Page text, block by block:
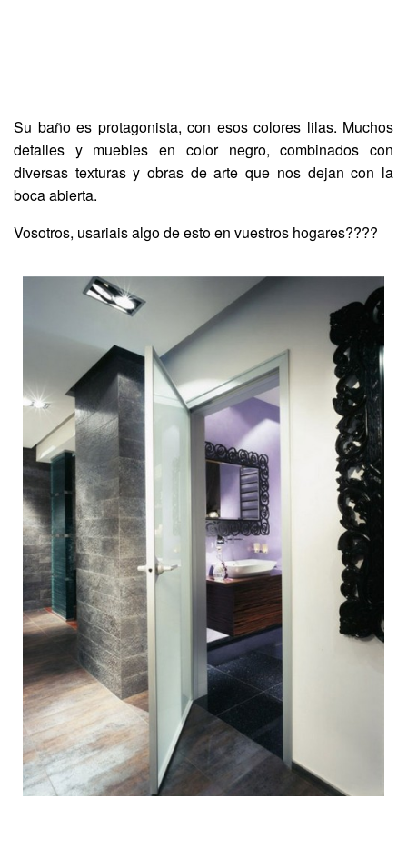
Su baño es protagonista, con esos colores lilas. Muchos
detalles y muebles en color negro, combinados con
diversas texturas y obras de arte que nos dejan con la
boca abierta.
Vosotros, usariais algo de esto en vuestros hogares????